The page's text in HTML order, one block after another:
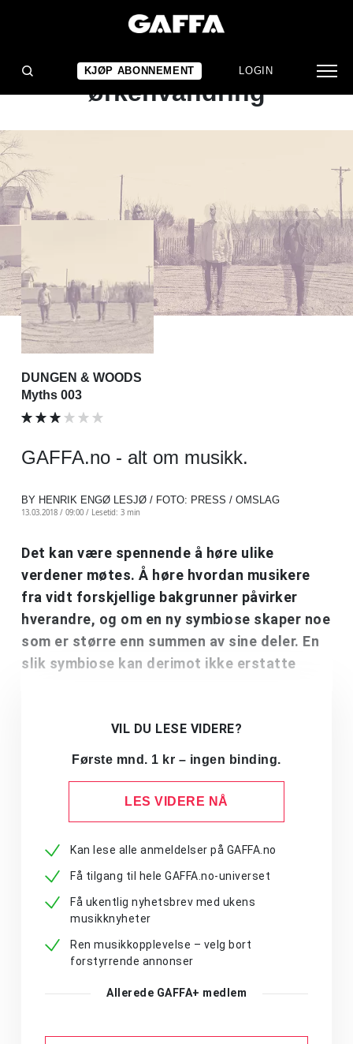
KJØP ABONNEMENT LOGIN
ALBUMANMELDELSE
En retningsløs
ørkenvandring
DUNGEN & WOODS
Myths 003
GAFFA.no - alt om musikk.
BY HENRIK ENGØ LESJØ / FOTO: PRESS / OMSLAG
13.03.2018 / 09:00 / Lesetid: 3 min
Det kan være spennende å høre ulike
verdener møtes. Å høre hvordan musikere
fra vidt forskjellige bakgrunner påvirker
hverandre, og om en ny symbiose skaper noe
som er større enn summen av sine deler. En
slik symbiose kan derimot ikke erstatte
VIL DU LESE VIDERE?
Første mnd. 1 kr – ingen binding.
LES VIDERE NÅ
Kan lese alle anmeldelser på GAFFA.no
Få tilgang til hele GAFFA.no-universet
Få ukentlig nyhetsbrev med ukens
musikknyheter
Ren musikkopplevelse – velg bort
forstyrrende annonser
Allerede GAFFA+ medlem